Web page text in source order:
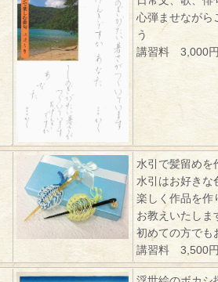
心弾ませながら
う
講習料 3,000円
水引で髪留めを
水引はお好きな
楽しく作品を作
お教えいたしま
初めての方でも
講習料 3,500円